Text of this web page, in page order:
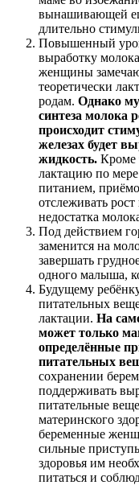
вынашивающей
длительно
Повышенный
выработку
женщины
теоретически
родам. Однако
синтеза молока
происходит
железах будет
жидкость. Кроме
лактацию по
питанием,
отслеживать
недостатка
Под действием
заменится на
завершать
одного малыша,
Будущему
питательных
лактации. На
может только
определённые
питательных
сохранении
поддерживать
питательные
материнского
беременные
сильные
здоровья им
питаться и